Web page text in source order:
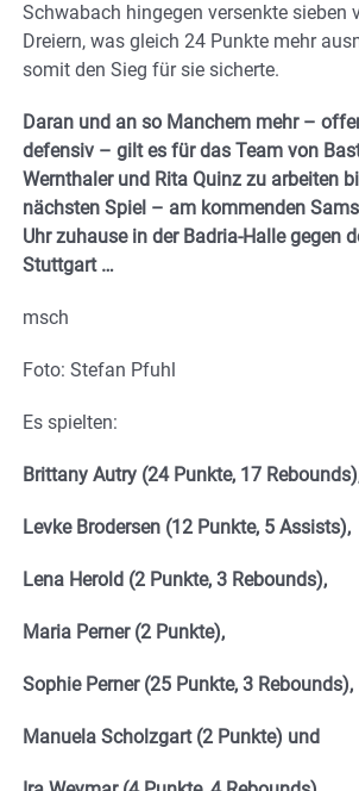
Schwabach hingegen versenkte sieben
Dreiern, was gleich 24 Punkte mehr
somit den Sieg für sie sicherte.
Daran und an so Manchem mehr –
defensiv – gilt es für das Team von
Wernthaler und Rita Quinz zu arbeiten
nächsten Spiel – am kommenden
Uhr zuhause in der Badria-Halle gegen
Stuttgart …
msch
Foto: Stefan Pfuhl
Es spielten:
Brittany Autry (24 Punkte, 17
Levke Brodersen (12 Punkte, 5 Assists),
Lena Herold (2 Punkte, 3 Rebounds),
Maria Perner (2 Punkte),
Sophie Perner (25 Punkte, 3 Rebounds),
Manuela Scholzgart (2 Punkte) und